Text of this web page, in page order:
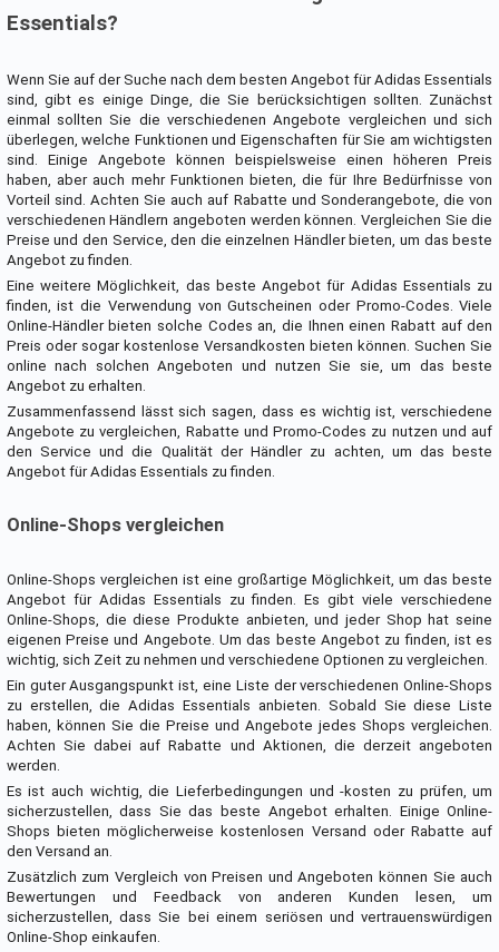
Essentials?
Wenn Sie auf der Suche nach dem besten Angebot für Adidas Essentials
sind, gibt es einige Dinge, die Sie berücksichtigen sollten. Zunächst
einmal sollten Sie die verschiedenen Angebote vergleichen und sich
überlegen, welche Funktionen und Eigenschaften für Sie am wichtigsten
sind. Einige Angebote können beispielsweise einen höheren Preis
haben, aber auch mehr Funktionen bieten, die für Ihre Bedürfnisse von
Vorteil sind. Achten Sie auch auf Rabatte und Sonderangebote, die von
verschiedenen Händlern angeboten werden können. Vergleichen Sie die
Preise und den Service, den die einzelnen Händler bieten, um das beste
Angebot zu finden.
Eine weitere Möglichkeit, das beste Angebot für Adidas Essentials zu
finden, ist die Verwendung von Gutscheinen oder Promo-Codes. Viele
Online-Händler bieten solche Codes an, die Ihnen einen Rabatt auf den
Preis oder sogar kostenlose Versandkosten bieten können. Suchen Sie
online nach solchen Angeboten und nutzen Sie sie, um das beste
Angebot zu erhalten.
Zusammenfassend lässt sich sagen, dass es wichtig ist, verschiedene
Angebote zu vergleichen, Rabatte und Promo-Codes zu nutzen und auf
den Service und die Qualität der Händler zu achten, um das beste
Angebot für Adidas Essentials zu finden.
Online-Shops vergleichen
Online-Shops vergleichen ist eine großartige Möglichkeit, um das beste
Angebot für Adidas Essentials zu finden. Es gibt viele verschiedene
Online-Shops, die diese Produkte anbieten, und jeder Shop hat seine
eigenen Preise und Angebote. Um das beste Angebot zu finden, ist es
wichtig, sich Zeit zu nehmen und verschiedene Optionen zu vergleichen.
Ein guter Ausgangspunkt ist, eine Liste der verschiedenen Online-Shops
zu erstellen, die Adidas Essentials anbieten. Sobald Sie diese Liste
haben, können Sie die Preise und Angebote jedes Shops vergleichen.
Achten Sie dabei auf Rabatte und Aktionen, die derzeit angeboten
werden.
Es ist auch wichtig, die Lieferbedingungen und -kosten zu prüfen, um
sicherzustellen, dass Sie das beste Angebot erhalten. Einige Online-
Shops bieten möglicherweise kostenlosen Versand oder Rabatte auf
den Versand an.
Zusätzlich zum Vergleich von Preisen und Angeboten können Sie auch
Bewertungen und Feedback von anderen Kunden lesen, um
sicherzustellen, dass Sie bei einem seriösen und vertrauenswürdigen
Online-Shop einkaufen.